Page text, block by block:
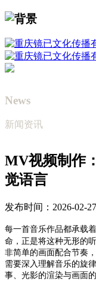
News
新闻资讯
MV视频制作
觉语言
发布时间：2026-02-
每一首音乐作品都承载
命，正是将这种无形的
非简单的画面配合节奏
需要深入理解音乐的旋
事、光影的渲染与画面